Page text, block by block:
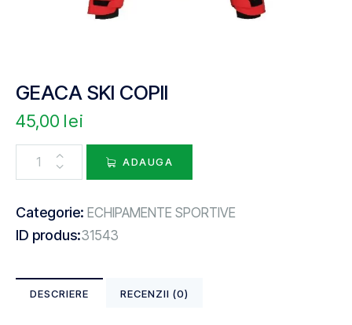
GEACA SKI COPII
45,00 lei
ADAUGA
Categorie: ECHIPAMENTE SPORTIVE
ID produs:31543
DESCRIERE RECENZII (0)